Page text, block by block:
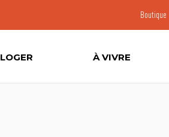
Boutique
À VIVRE